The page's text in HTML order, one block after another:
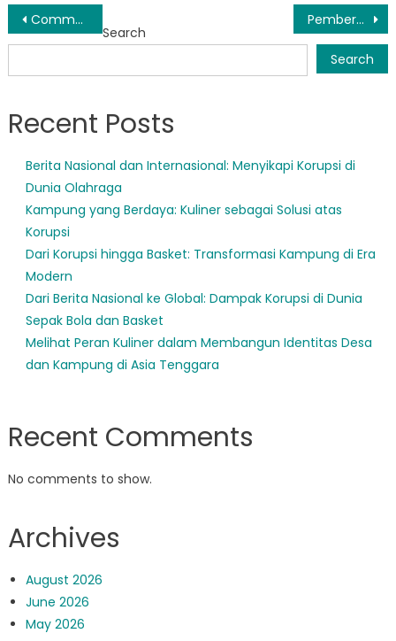
Post
navigation
Community Resilience: How BPBD Prambanan Sleman is Making a Difference Pemberdayaan Masyarakat: Kiprah BPBD Ngemplak Membangun Ketahanan
Search
Search
Recent Posts
Berita Nasional dan Internasional: Menyikapi Korupsi di
Dunia Olahraga
Kampung yang Berdaya: Kuliner sebagai Solusi atas
Korupsi
Dari Korupsi hingga Basket: Transformasi Kampung di Era
Modern
Dari Berita Nasional ke Global: Dampak Korupsi di Dunia
Sepak Bola dan Basket
Melihat Peran Kuliner dalam Membangun Identitas Desa
dan Kampung di Asia Tenggara
Recent Comments
No comments to show.
Archives
August 2026
June 2026
May 2026